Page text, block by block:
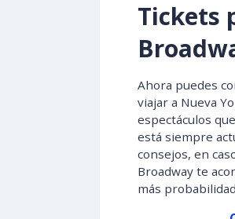
Tickets
Ahora puedes
viajar a Nueva
espectáculos
está siempre
consejos, en
Broadway te
más